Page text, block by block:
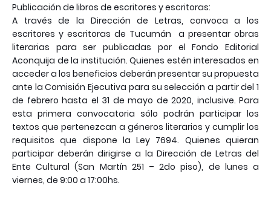
Publicación de libros de escritores y escritoras:
A través de la Dirección de Letras, convoca a los
escritores y escritoras de Tucumán a presentar obras
literarias para ser publicadas por el Fondo Editorial
Aconquija de la institución. Quienes estén interesados en
acceder a los beneficios deberán presentar su propuesta
ante la Comisión Ejecutiva para su selección a partir del 1
de febrero hasta el 31 de mayo de 2020, inclusive. Para
esta primera convocatoria sólo podrán participar los
textos que pertenezcan a géneros literarios y cumplir los
requisitos que dispone la Ley 7694. Quienes quieran
participar deberán dirigirse a la Dirección de Letras del
Ente Cultural (San Martín 251 – 2do piso), de lunes a
viernes, de 9:00 a 17:00hs.